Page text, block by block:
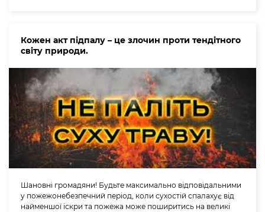
Кожен акт підпалу – це злочин проти тендітного
світу природи.
Шановні громадяни! Будьте максимально відповідальними
у пожежонебезпечний період, коли сухостій спалахує від
найменшої іскри та пожежа може поширитись на великі